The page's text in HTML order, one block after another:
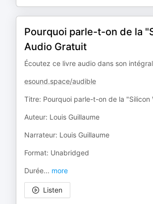
Pourquoi parle-t-on de la
Audio Gratuit
Écoutez ce livre audio dans son
esound.space/audible
Titre: Pourquoi parle-t-on de la "Silicon
Auteur: Louis Guillaume
Narrateur: Louis Guillaume
Format: Unabridged
Durée... more
Listen